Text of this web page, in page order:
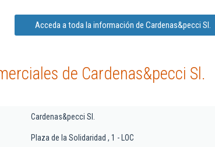
Acceda a toda la información de Cardenas&pecci Sl.
de Cardenas&pecci Sl.
Cardenas&pecci Sl.
Plaza de la Solidaridad , 1 - LOC